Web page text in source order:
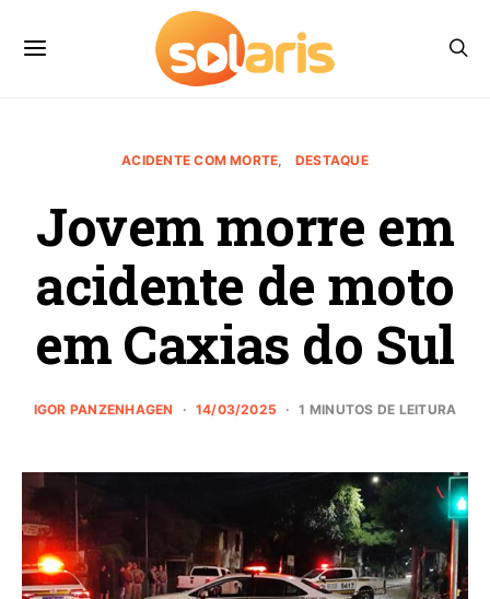
ACIDENTE COM MORTE DESTAQUE
Jovem morre em
acidente de moto
em Caxias do Sul
IGOR PANZENHAGEN 14/03/2025 1 MINUTOS DE LEITURA